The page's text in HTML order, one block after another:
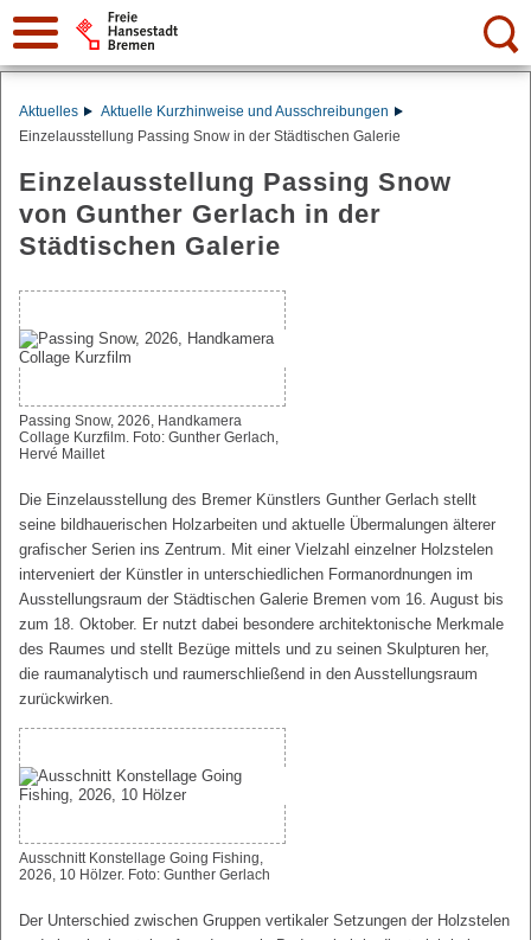
Suche:
Aktuelles
Aktuelle Kurzhinweise und Ausschreibungen
Einzelausstellung Passing Snow in der Städtischen Galerie
Einzelausstellung Passing Snow
von Gunther Gerlach in der
Städtischen Galerie
Passing Snow, 2026, Handkamera
Collage Kurzfilm. Foto: Gunther Gerlach,
Hervé Maillet
Die Einzelausstellung des Bremer Künstlers Gunther Gerlach stellt
seine bildhauerischen Holzarbeiten und aktuelle Übermalungen älterer
grafischer Serien ins Zentrum. Mit einer Vielzahl einzelner Holzstelen
interveniert der Künstler in unterschiedlichen Formanordnungen im
Ausstellungsraum der Städtischen Galerie Bremen vom 16. August bis
zum 18. Oktober. Er nutzt dabei besondere architektonische Merkmale
des Raumes und stellt Bezüge mittels und zu seinen Skulpturen her,
die raumanalytisch und raumerschließend in den Ausstellungsraum
zurückwirken.
Ausschnitt Konstellage Going Fishing,
2026, 10 Hölzer. Foto: Gunther Gerlach
Der Unterschied zwischen Gruppen vertikaler Setzungen der Holzstelen